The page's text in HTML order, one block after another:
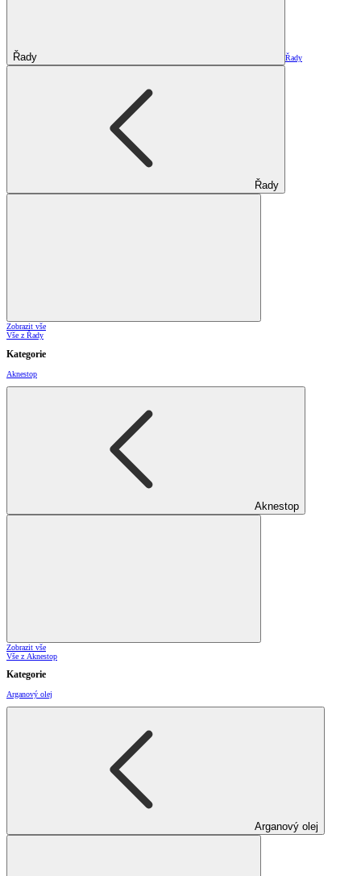
Řady Řady
Řady
Zobrazit vše
Vše z Řady
Kategorie
Aknestop
Aknestop
Zobrazit vše
Vše z Aknestop
Kategorie
Arganový olej
Arganový olej